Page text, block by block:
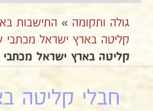
גולה ותקומה » התישבות
קליטה בארץ ישראל מכתבי
קליטה בארץ ישראל מכתבי
חבלי קליטה